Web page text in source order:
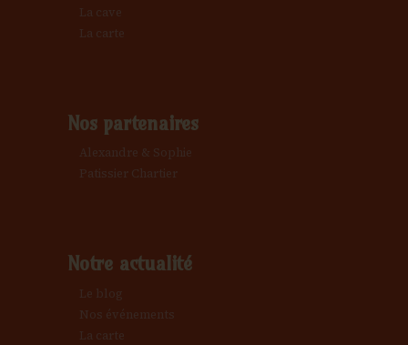
La cave
La carte
Nos partenaires
Alexandre & Sophie
Patissier Chartier
Notre actualité
Le blog
Nos événements
La carte